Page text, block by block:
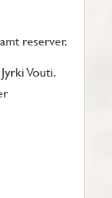
reserver.
Vouti.